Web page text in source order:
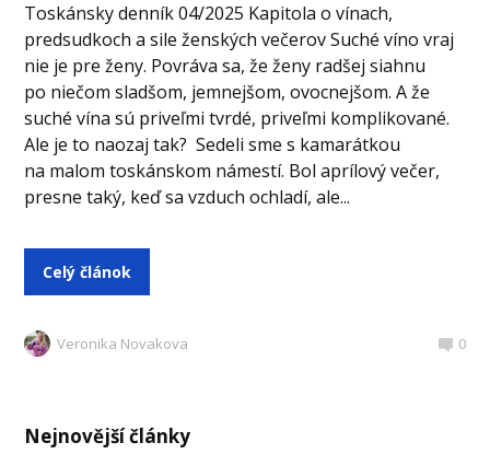
Toskánsky denník 04/2025 Kapitola o vínach,
predsudkoch a sile ženských večerov Suché víno vraj
nie je pre ženy. Povráva sa, že ženy radšej siahnu
po niečom sladšom, jemnejšom, ovocnejšom. A že
suché vína sú priveľmi tvrdé, priveľmi komplikované.
Ale je to naozaj tak? Sedeli sme s kamarátkou
na malom toskánskom námestí. Bol aprílový večer,
presne taký, keď sa vzduch ochladí, ale...
Celý článok
Veronika Novakova 0
Nejnovější články